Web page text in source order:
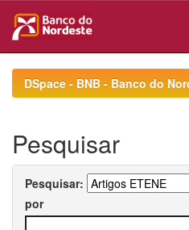
navigationDSpace - BNB - Banco do
Pesquisar
Pesquisar:
por